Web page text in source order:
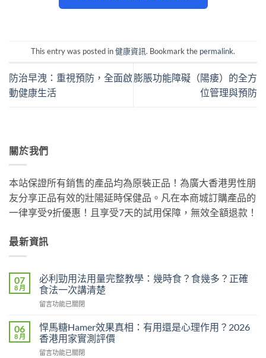
This entry was posted in健康資訊. Bookmark the permalink.
防治早洩：重視預防，全面啟
動健康生活
膨脹功能障礙（陽痿）的全方
位管理與預防
關於我們
本站保證所有銷售的產品均為原裝正品！為廣大香港男性朋
友分享正品有效的壯陽延時保健品。凡在本商城訂購產品的
一律享受9折優惠！且享受7天的試用保障，無效全額退款！
最新資訊
07
8 月
必利勁用法用量完整教學：幾時食？食幾多？正確
食法一次講清楚
在
利
勁
用
法
留言功能已關閉
06
8 月
悍馬糖Hamer效果真相：有用還是心理作用？2026
香港用家實測評價
在
留言功能已關閉